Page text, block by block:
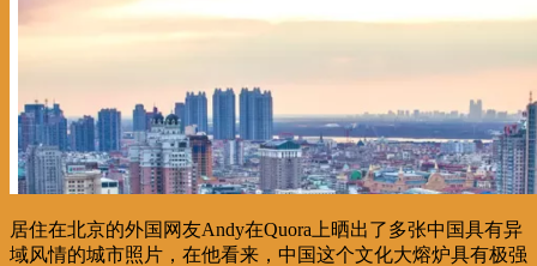
居住在北京的外国网友Andy在Quora上晒出了多张中国具有异
域风情的城市照片，在他看来，中国这个文化大熔炉具有极强